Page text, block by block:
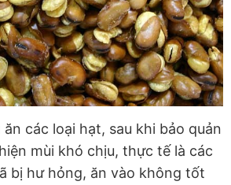
các loại hạt, sau khi bảo quản
mùi khó chịu, thực tế là các
bị hư hỏng, ăn vào không tốt